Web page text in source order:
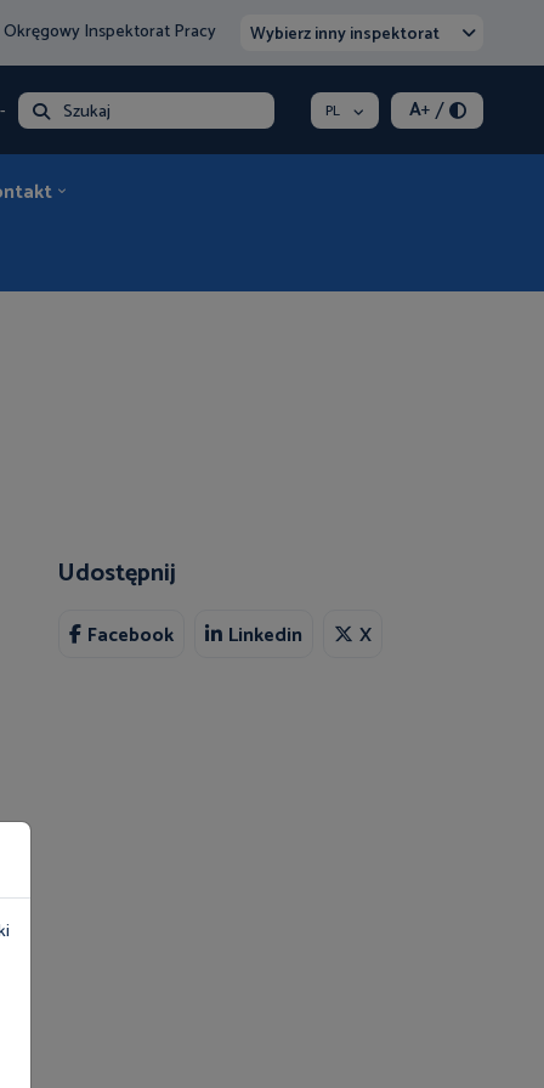
Inspektorat Pracy Wybierz inny inspektorat
Szukaj PL A+/
Udostępnij
Facebook Linkedin X